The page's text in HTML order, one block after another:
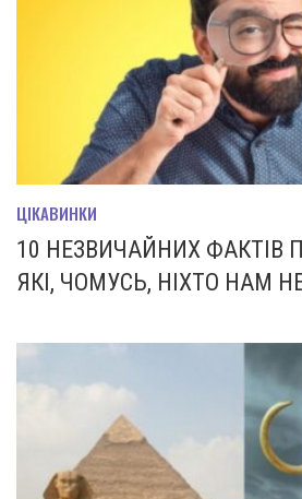
ЦІКАВИНКИ
10 НЕЗВИЧАЙНИХ ФАКТІВ
ЯКІ, ЧОМУСЬ, НІХТО НАМ